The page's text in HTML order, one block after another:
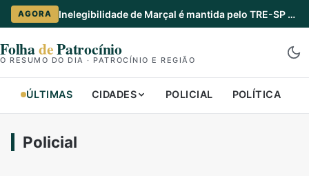
AGORA Inelegibilidade de Marçal é mantida pelo TRE-SP até 2032
FolhadePatrocínio
O RESUMO DO DIA · PATROCÍNIO E REGIÃO
ÚLTIMAS CIDADES POLICIAL POLÍTICA
Policial